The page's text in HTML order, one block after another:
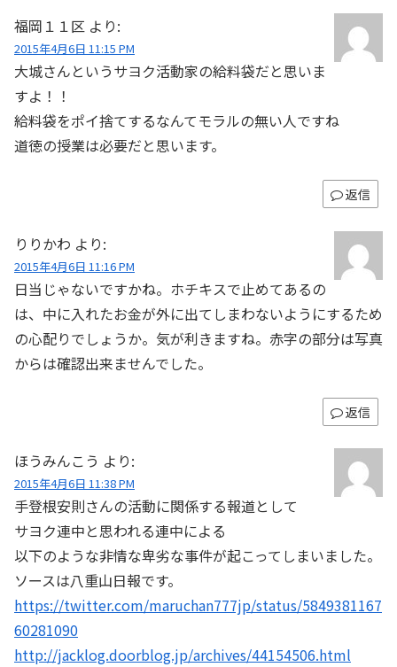
福岡１１区 より:
2015年4月6日 11:15 PM
大城さんというサヨク活動家の給料袋だと思いま
すよ！！
給料袋をポイ捨てするなんてモラルの無い人ですね
道徳の授業は必要だと思います。
返信
りりかわ より:
2015年4月6日 11:16 PM
日当じゃないですかね。ホチキスで止めてあるの
は、中に入れたお金が外に出てしまわないようにするため
の心配りでしょうか。気が利きますね。赤字の部分は写真
からは確認出来ませんでした。
返信
ほうみんこう より:
2015年4月6日 11:38 PM
手登根安則さんの活動に関係する報道として
サヨク連中と思われる連中による
以下のような非情な卑劣な事件が起こってしまいました。
ソースは八重山日報です。
https://twitter.com/maruchan777jp/status/5849381167
60281090
http://jacklog.doorblog.jp/archives/44154506.html